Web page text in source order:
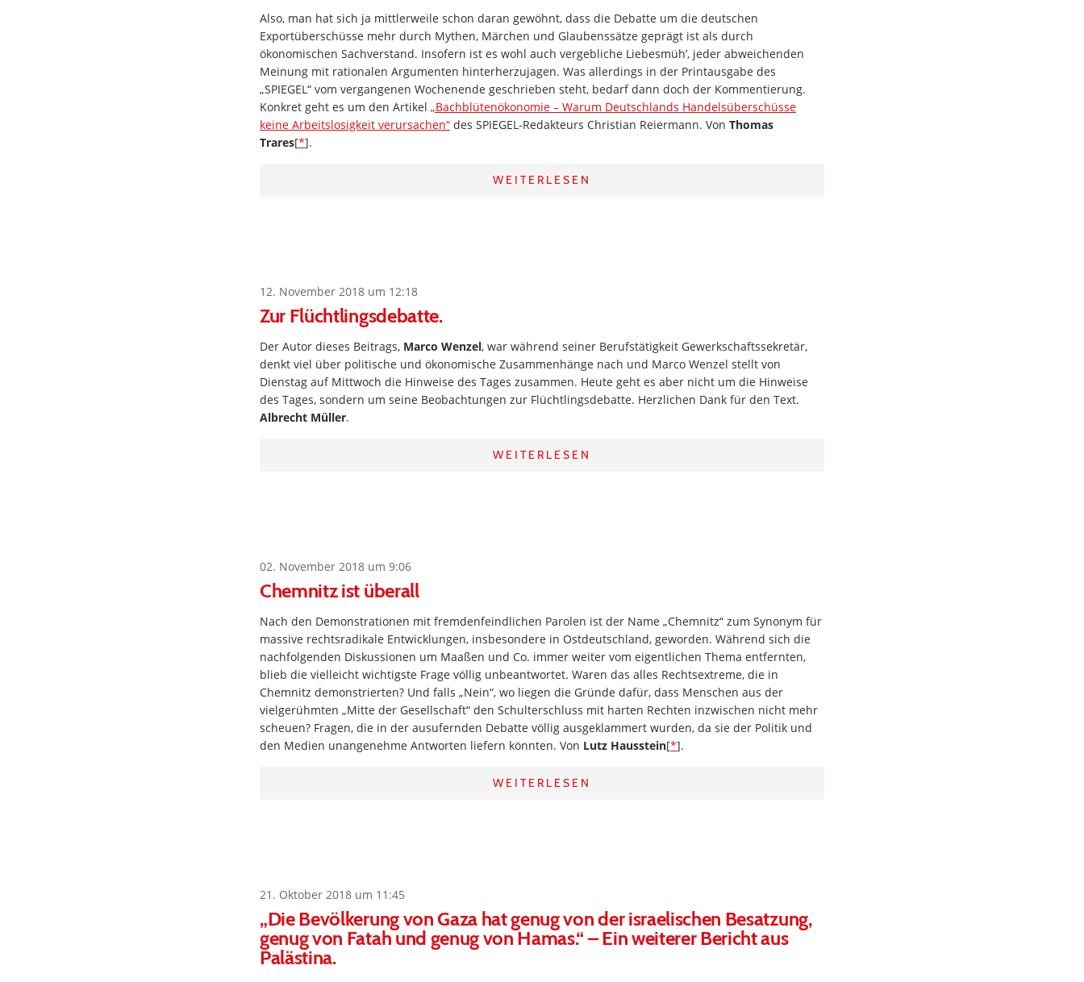
Also, man hat sich ja mittlerweile schon daran gewöhnt, dass die Debatte um die deutschen
Exportüberschüsse mehr durch Mythen, Märchen und Glaubenssätze geprägt ist als durch
ökonomischen Sachverstand. Insofern ist es wohl auch vergebliche Liebesmüh’, jeder abweichenden
Meinung mit rationalen Argumenten hinterherzujagen. Was allerdings in der Printausgabe des
„SPIEGEL“ vom vergangenen Wochenende geschrieben steht, bedarf dann doch der Kommentierung.
Konkret geht es um den Artikel „Bachblütenökonomie – Warum Deutschlands Handelsüberschüsse
keine Arbeitslosigkeit verursachen“ des SPIEGEL-Redakteurs Christian Reiermann. Von Thomas
Trares[*].
WEITERLESEN
12. November 2018 um 12:18
Zur Flüchtlingsdebatte.
Der Autor dieses Beitrags, Marco Wenzel, war während seiner Berufstätigkeit Gewerkschaftssekretär,
denkt viel über politische und ökonomische Zusammenhänge nach und Marco Wenzel stellt von
Dienstag auf Mittwoch die Hinweise des Tages zusammen. Heute geht es aber nicht um die Hinweise
des Tages, sondern um seine Beobachtungen zur Flüchtlingsdebatte. Herzlichen Dank für den Text.
Albrecht Müller.
WEITERLESEN
02. November 2018 um 9:06
Chemnitz ist überall
Nach den Demonstrationen mit fremdenfeindlichen Parolen ist der Name „Chemnitz“ zum Synonym für
massive rechtsradikale Entwicklungen, insbesondere in Ostdeutschland, geworden. Während sich die
nachfolgenden Diskussionen um Maaßen und Co. immer weiter vom eigentlichen Thema entfernten,
blieb die vielleicht wichtigste Frage völlig unbeantwortet. Waren das alles Rechtsextreme, die in
Chemnitz demonstrierten? Und falls „Nein“, wo liegen die Gründe dafür, dass Menschen aus der
vielgerühmten „Mitte der Gesellschaft“ den Schulterschluss mit harten Rechten inzwischen nicht mehr
scheuen? Fragen, die in der ausufernden Debatte völlig ausgeklammert wurden, da sie der Politik und
den Medien unangenehme Antworten liefern könnten. Von Lutz Hausstein[*].
WEITERLESEN
21. Oktober 2018 um 11:45
„Die Bevölkerung von Gaza hat genug von der israelischen Besatzung,
genug von Fatah und genug von Hamas.“ – Ein weiterer Bericht aus
Palästina.